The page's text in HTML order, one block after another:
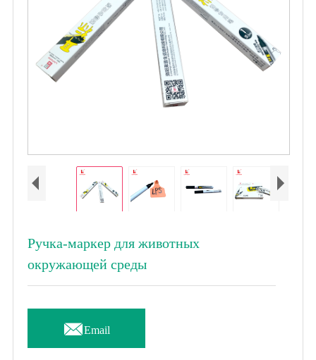
Ручка-маркер для животных
окружающей среды
Email